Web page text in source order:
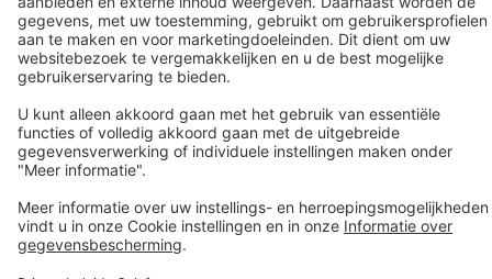
Over Dräger
Bestellen in onze webshop
Community